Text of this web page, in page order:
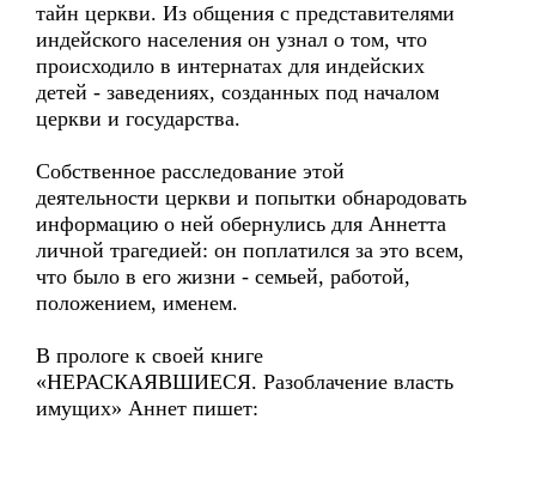
тайн церкви. Из общения с представителями
индейского населения он узнал о том, что
происходило в интернатах для индейских
детей - заведениях, созданных под началом
церкви и государства.
Собственное расследование этой
деятельности церкви и попытки обнародовать
информацию о ней обернулись для Аннетта
личной трагедией: он поплатился за это всем,
что было в его жизни - семьей, работой,
положением, именем.
В прологе к своей книге
«НЕРАСКАЯВШИЕСЯ. Разоблачение власть
имущих» Аннет пишет: